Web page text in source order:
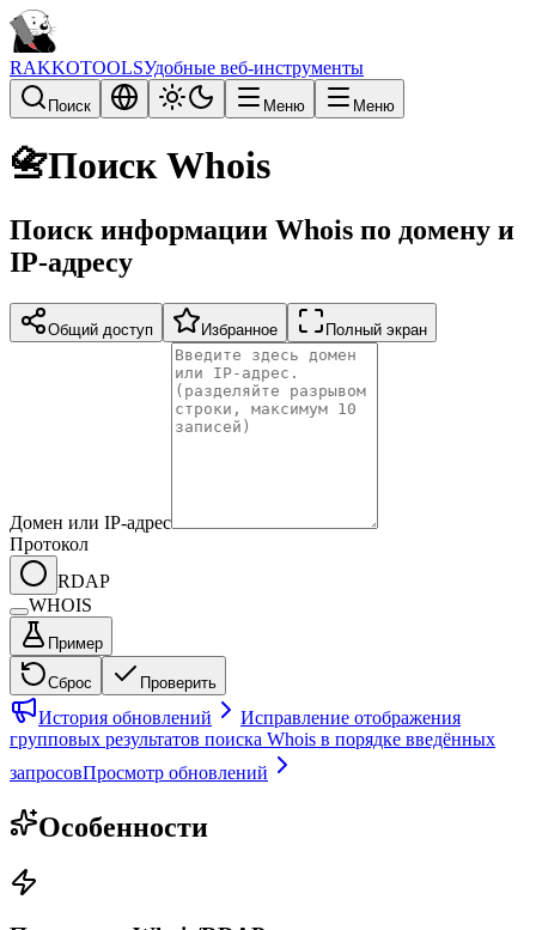
RAKKOTOOLSУдобные веб-инструменты
Поиск Меню Меню
📇Поиск Whois
Поиск информации Whois по домену и
IP-адресу
Общий доступ Избранное Полный экран
Домен или IP-адрес
Протокол
RDAP
WHOIS
Пример
Сброс Проверить
История обновлений
Исправление отображения
групповых результатов поиска Whois в порядке введённых
запросовПросмотр обновлений
Особенности